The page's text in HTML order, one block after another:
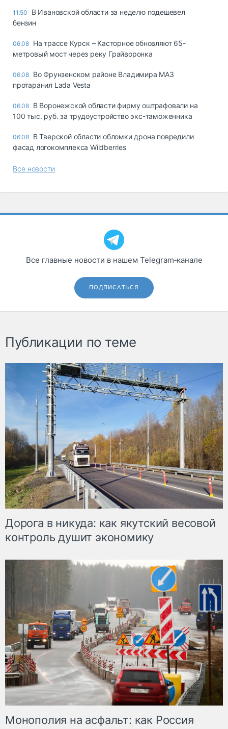
11:50
В Ивановской области за неделю подешевел
бензин
06.08 На трассе Курск – Касторное обновляют 65-
метровый мост через реку Грайворонка
06.08 Во Фрунзенском районе Владимира МАЗ
протаранил Lada Vesta
06.08 В Воронежской области фирму оштрафовали на
100 тыс. руб. за трудоустройство экс-таможенника
06.08 В Тверской области обломки дрона повредили
фасад логокомплекса Wildberries
Все новости
Все главные новости в нашем Telegram‑канале
ПОДПИСАТЬСЯ
Публикации по теме
Дорога в никуда: как якутский весовой
контроль душит экономику
Монополия на асфальт: как Россия